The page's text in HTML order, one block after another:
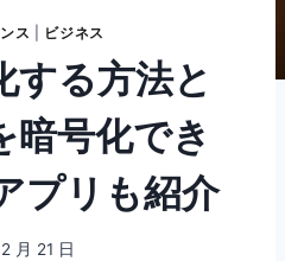
ス ビジネス
する方法と
暗号化でき
プリも紹介
月 21 日